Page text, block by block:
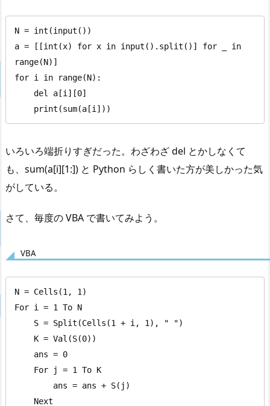
N = int(input())
a = [[int(x) for x in input().split()] for _ in
range(N)]
for i in range(N):
    print(sum(a[i]))
いろいろ端折りすぎだった。わざわざ del とかしなくて
も、sum(a[i][1:]) と Python らしく書いた方が美しかった気
がしている。
さて、毎度の VBA で書いてみよう。
VBA
N = Cells(1, 1)
For i = 1 To N